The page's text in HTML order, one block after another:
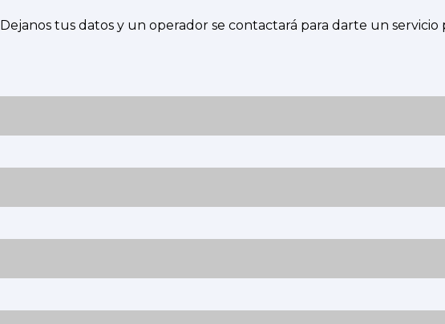
Dejanos tus datos y un operador se contactará para darte un servicio